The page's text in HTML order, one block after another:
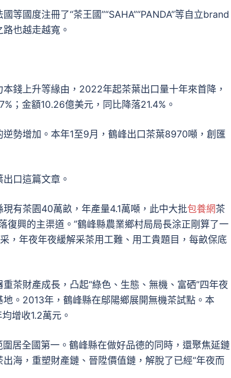
國度注冊了“茶王國”“SAHA”“PANDA”等自立brand
也越走越寬。
錢上升等緣由，2022年起茶葉出口量十年來首降，
；金額10.26億美元，同比降落21.4%。
勢增加。本年1至9月，鶴峰出口茶葉8970噸，創匯
口這篇文章。
有茶園40萬畝，年產量4.1萬噸，此中大批包養網茶
復興的主渠道。”鶴峰縣農業鄉村局局長涂正剛算了一
，年夜年夜緩解采茶用工難、用工貴題目，每畝保底
茶財產成長，凸起“綠色、生態、無機、富硒”四年夜
。2013年，鶴峰縣在鄔陽鄉展開無機茶試點。本
增收1.2萬元。
居全國第一。鶴峰縣在做好品德的同時，還聚焦延鏈
海，重塑財產鏈、晉陞價值鏈，解脫了已經“年夜而